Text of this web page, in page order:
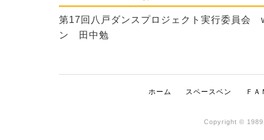
第17回八戸ダンスプロジェクト実行委員
ン 田中勉
ホーム スペースベン ＦＡ
Copyright ©